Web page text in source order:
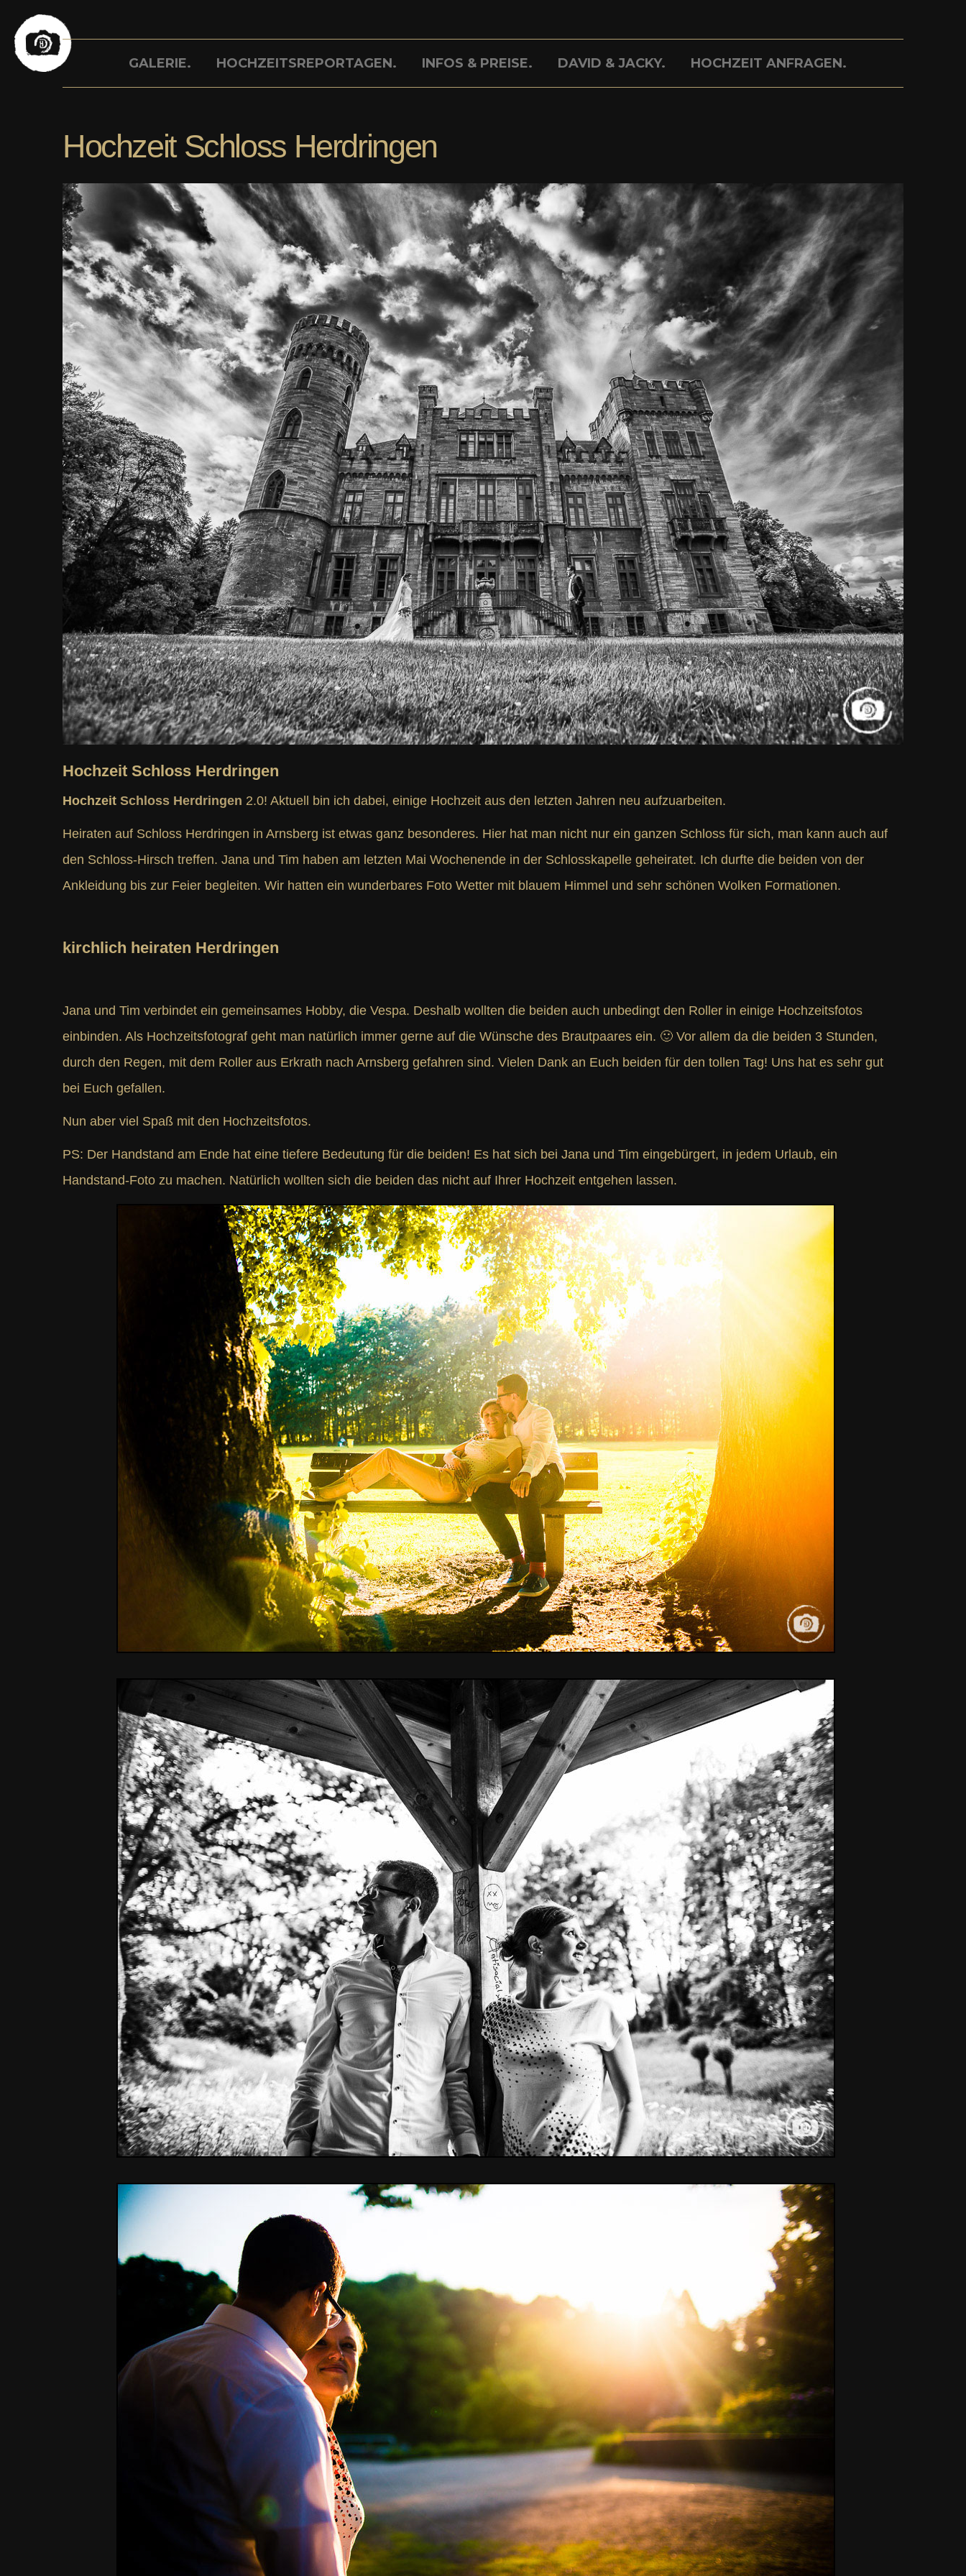
to
GALERIE. HOCHZEITSREPORTAGEN. INFOS & PREISE. DAVID & JACKY. HOCHZEIT ANFRAGEN.
Hochzeit Schloss Herdringen
Hochzeit Schloss Herdringen
Hochzeit Schloss Herdringen 2.0! Aktuell bin ich dabei, einige Hochzeit aus den letzten Jahren neu aufzuarbeiten.
Heiraten auf Schloss Herdringen in Arnsberg ist etwas ganz besonderes. Hier hat man nicht nur ein ganzen Schloss für sich, man kann auch auf
den Schloss-Hirsch treffen. Jana und Tim haben am letzten Mai Wochenende in der Schlosskapelle geheiratet. Ich durfte die beiden von der
Ankleidung bis zur Feier begleiten. Wir hatten ein wunderbares Foto Wetter mit blauem Himmel und sehr schönen Wolken Formationen.
kirchlich heiraten Herdringen
Jana und Tim verbindet ein gemeinsames Hobby, die Vespa. Deshalb wollten die beiden auch unbedingt den Roller in einige Hochzeitsfotos
einbinden. Als Hochzeitsfotograf geht man natürlich immer gerne auf die Wünsche des Brautpaares ein. 🙂 Vor allem da die beiden 3 Stunden,
durch den Regen, mit dem Roller aus Erkrath nach Arnsberg gefahren sind. Vielen Dank an Euch beiden für den tollen Tag! Uns hat es sehr gut
bei Euch gefallen.
Nun aber viel Spaß mit den Hochzeitsfotos.
PS: Der Handstand am Ende hat eine tiefere Bedeutung für die beiden! Es hat sich bei Jana und Tim eingebürgert, in jedem Urlaub, ein
Handstand-Foto zu machen. Natürlich wollten sich die beiden das nicht auf Ihrer Hochzeit entgehen lassen.